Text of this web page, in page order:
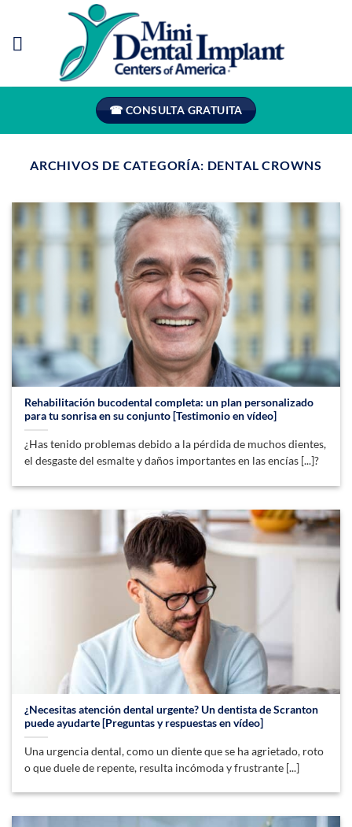
contenido
☎ CONSULTA GRATUITA
ARCHIVOS DE CATEGORÍA: DENTAL CROWNS
Rehabilitación bucodental completa: un plan personalizado
para tu sonrisa en su conjunto [Testimonio en vídeo]
¿Has tenido problemas debido a la pérdida de muchos dientes,
el desgaste del esmalte y daños importantes en las encías [...]?
¿Necesitas atención dental urgente? Un dentista de Scranton
puede ayudarte [Preguntas y respuestas en vídeo]
Una urgencia dental, como un diente que se ha agrietado, roto
o que duele de repente, resulta incómoda y frustrante [...]